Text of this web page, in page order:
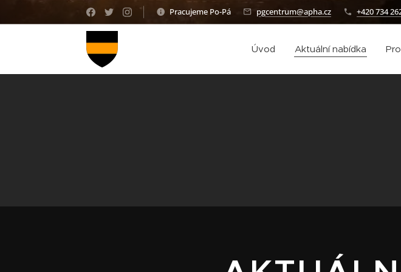
Pracujeme Po-Pá pgcentrum@apha.cz +420 734
Úvod Aktuální nabídka